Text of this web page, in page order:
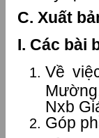
C. Xuất
I. Các bài
Về
Nxb
Góp